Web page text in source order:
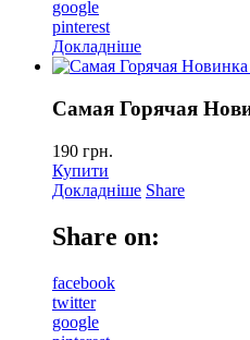
google
pinterest
Докладніше
Самая Горячая
190 грн.
Купити
Докладніше Share
Share on:
facebook
twitter
google